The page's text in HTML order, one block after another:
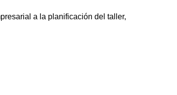
a la planificación del taller,